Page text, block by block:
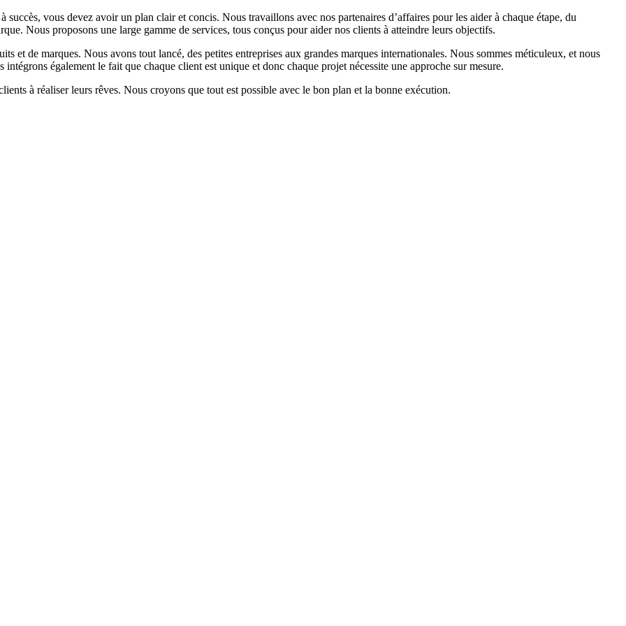
vous devez avoir un plan clair et concis. Nous travaillons avec nos partenaires d’affaires pour les aider à chaque étape, du
Nous proposons une large gamme de services, tous conçus pour aider nos clients à atteindre leurs objectifs.
et de marques. Nous avons tout lancé, des petites entreprises aux grandes marques internationales. Nous sommes méticuleux, et nous
également le fait que chaque client est unique et donc chaque projet nécessite une approche sur mesure.
à réaliser leurs rêves. Nous croyons que tout est possible avec le bon plan et la bonne exécution.